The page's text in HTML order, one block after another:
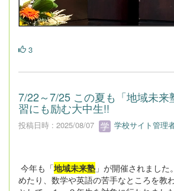
3
7/22～7/25 この夏も「地域未来
習にも励む大中生!!
投稿日時 : 2025/08/07 学校サイト管理
今年も「地域未来塾 」が開催されまし
めたり、数学や英語の苦手なところを教